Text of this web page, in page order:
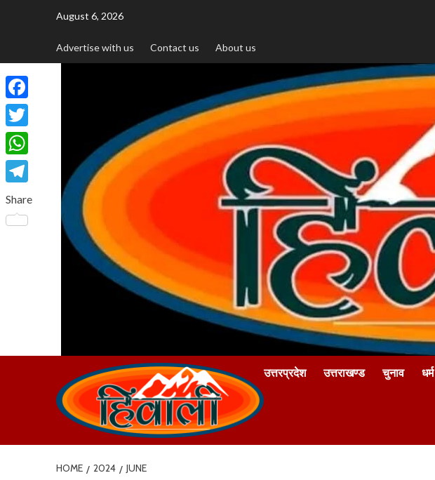
August 6, 2026
Advertise with us Contact us About us
उत्तरप्रदेश उत्तराखण्ड चुनाव धर्म
HOME 2024 JUNE
Facebook
Twitter
WhatsApp
Telegram
Share